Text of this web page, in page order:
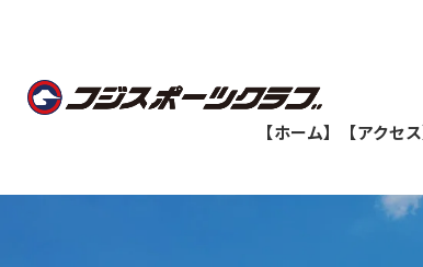
【ホーム】 【アクセス
船橋教室